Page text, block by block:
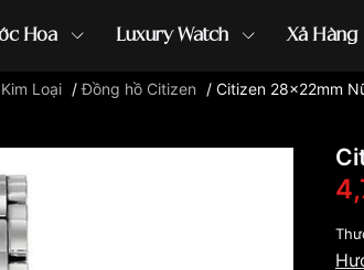
Hoa Luxury Watch Xả Hàng
casio đồng hồ G-Shock đồng hồ Orient ...
Loại /Đồng hồ Citizen / Citizen 28x22mm